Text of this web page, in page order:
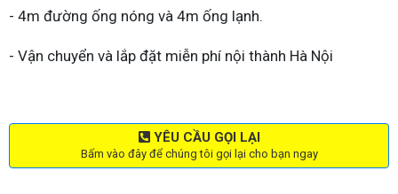
- 4m đường ống nóng và 4m ống lạnh.
- Vận chuyển và lắp đặt miễn phí nội thành Hà Nội
YÊU CẦU GỌI LẠI
Bấm vào đây để chúng tôi gọi lại cho bạn ngay